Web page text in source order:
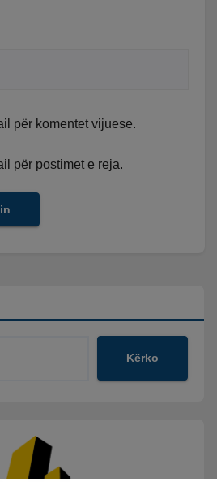
për komentet vijuese.
për postimet e reja.
Kërko